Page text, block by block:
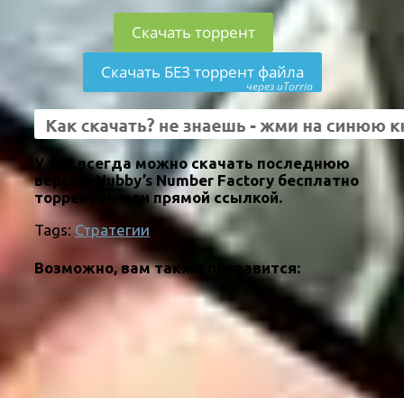
Скачать торрент
Скачать БЕЗ торрент файла
через uTorria
У нас всегда можно скачать последнюю
версию Nubby’s Number Factory бесплатно
торрентом или прямой ссылкой.
Tags: Стратегии
Возможно, вам также понравится: